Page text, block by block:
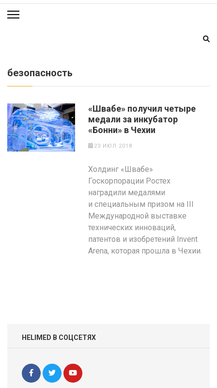
безопасность
«Швабе» получил четыре
медали за инкубатор
«Бонни» в Чехии
23 ИЮЛ 2018
Холдинг «Швабе»
Госкорпорации Ростех
наградили медалями
и специальным призом на III
Международной выставке
технических инноваций,
патентов и изобретений Invent
Arena, которая прошла в Чехии.
HELIMED В СОЦСЕТЯХ